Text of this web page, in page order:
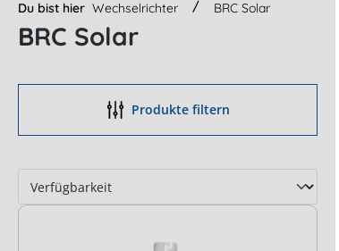
Du bist hier Wechselrichter BRC Solar
BRC Solar
Produkte filtern